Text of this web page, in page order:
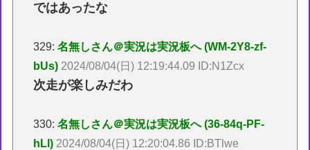
ではあったな
329:名無しさん＠実況は実況板へ (WM-2Y8-zf-
bUs) 2024/08/04(日) 12:19:44.09 ID:N1Zcx
次走が楽しみだわ
330:名無しさん＠実況は実況板へ (36-84q-PF-
hLl) 2024/08/04(日) 12:20:04.86 ID:BTlwe